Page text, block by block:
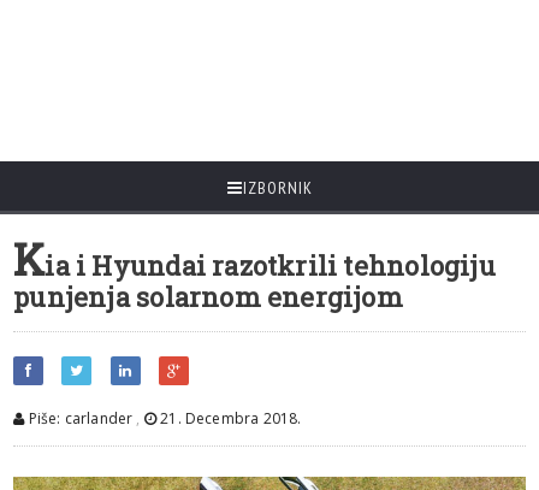
IZBORNIK
Kia i Hyundai razotkrili tehnologiju
punjenja solarnom energijom
Piše: carlander , 21. Decembra 2018.